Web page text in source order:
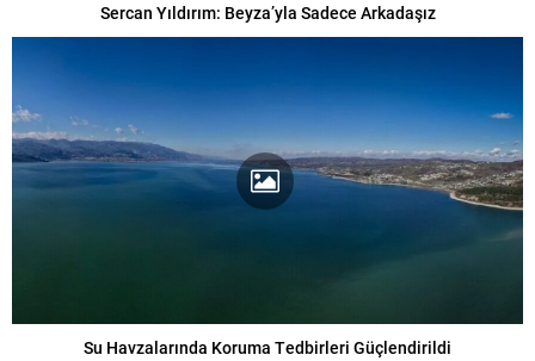
Sercan Yıldırım: Beyza’yla Sadece Arkadaşız
Su Havzalarında Koruma Tedbirleri Güçlendirildi